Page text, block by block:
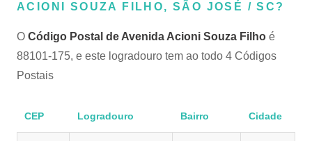
ACIONI SOUZA FILHO, SÃO JOSÉ / SC?
O Código Postal de Avenida Acioni Souza Filho é
88101-175, e este logradouro tem ao todo 4 Códigos
Postais
CEP Logradouro Bairro Cidade